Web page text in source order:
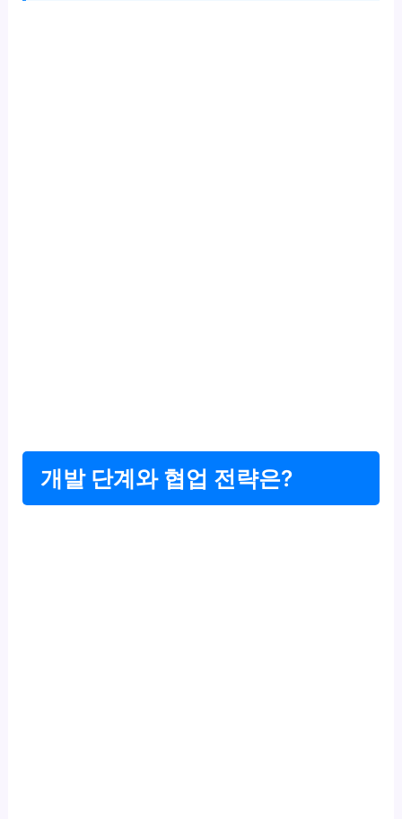
개발 단계와 협업 전략은?